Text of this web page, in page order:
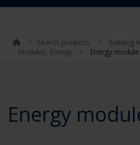
> Search products > Building
Modules: Energy
> Energy module
Energy